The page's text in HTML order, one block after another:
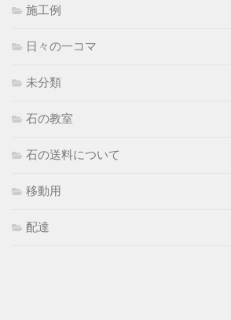
施工例
日々の一コマ
未分類
石の教室
石の送料について
移動用
配達